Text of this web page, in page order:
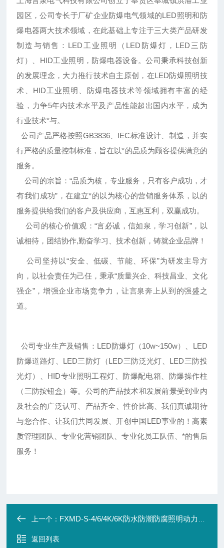
园区，公司专长于厂矿企业防爆电气领域的LED照明和防
爆电器两大技术领域，在此基础上专注于三大类产品研发
制造与销售：LED工业照明（LED防爆灯，LED三防
灯）、HID工业照明，防爆电器设备。公司秉承科技创新
的发展理念，大力推行技术自主原创，在LED防爆照明技
术、HID工业照明、防爆电器技术等领域拥有丰富的经
验，力争5年内技术水平及产品性能超出国内水平，成为
行业技术*与。
公司产品严格按照GB3836、IEC标准设计、制造，并实
行严格的质量控制标准，旨在以*的品质为顾客提供满意的
服务。
公司的宗旨：“品质为核，专业服务，只有客户成功，才
有我们成功”，在建立*的以为核心的营销服务体系，以的
服务提供给我们的客户及供应商，互惠互利，双赢成功。
公司的核心价值观：“言必诚，信如泉，学习创新”，以
诚相待，团结协作,勤奋学习、技术创新，铸就企业品牌！
公司坚持以“安全、低碳、节能、环保”为研发主导方
向，以社会责任为己任，秉承“质量兴企、科技昌业、文化
强企”，增强企业市场竞争力，让言泉奔上从到的强盛之
道。
公司专业生产及销售：LED防爆灯（10w~150w）、LED
防爆道路灯、LED三防灯（LED三防泛光灯、LED三防投
光灯）、HID专业照明工程灯、防爆配电箱、防爆操作柱
（三防按钮盒）等。公司的产品技术和发展前景受到业内
及社会的广泛认可、产品齐全、性价比高、我们真诚期待
与您合作、让我们共同发展、开创中国LED事业的！高素
质管理团队、专业化营销团队、专业化员工队伍、*的售后
服务！
上一个： FXMD-S-4/6/4K/6K防水防潮防腐照明动力配电箱
返回列表